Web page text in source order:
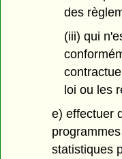
des
(iii) qui
loi ou les
e) effectuer
statistiques